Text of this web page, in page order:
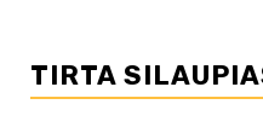
TIRTA